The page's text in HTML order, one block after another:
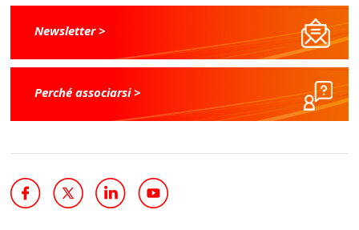
Newsletter >
Perché associarsi >